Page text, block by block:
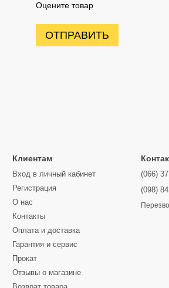
Оцените товар
ОТПРАВИТЬ
Клиентам
Вход в личный кабинет
Регистрация
О нас
Контакты
Оплата и доставка
Гарантия и сервис
Прокат
Отзывы о магазине
(066)
(098)